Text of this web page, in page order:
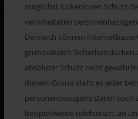
möglichst lückenlosen Schutz
verarbeiteten
Dennoch können
grundsätzlich Sicherheitslücken
absoluter Schutz nicht
diesem Grund steht es jeder
personenbezogene Daten auch
beispielsweise telefonisch, an